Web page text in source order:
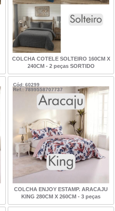
COLCHA COTELE SOLTEIRO 160CM X
240CM - 2 peças SORTIDO
Cód: 60299
Ref.: 7899558707737
COLCHA ENJOY ESTAMP. ARACAJU
KING 280CM X 260CM - 3 peças